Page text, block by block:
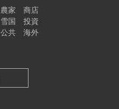
農家
商店
雪国
投資
公共
海外